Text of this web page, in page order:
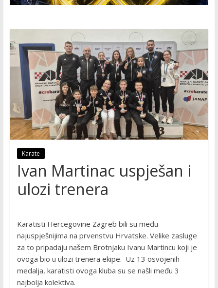
Karate
Ivan Martinac uspješan i
ulozi trenera
Karatisti Hercegovine Zagreb bili su među
najuspješnijima na prvenstvu Hrvatske. Velike zasluge
za to pripadaju našem Brotnjaku Ivanu Martincu koji je
ovoga bio u ulozi trenera ekipe. Uz 13 osvojenih
medalja, karatisti ovoga kluba su se našli među 3
najbolja kolektiva.